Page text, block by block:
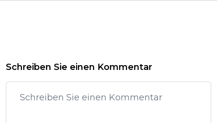
Schreiben Sie einen Kommentar